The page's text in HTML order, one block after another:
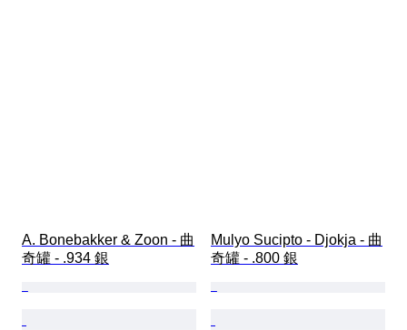
A. Bonebakker & Zoon - 曲
奇罐 - .934 銀
Mulyo Sucipto - Djokja - 曲
奇罐 - .800 銀